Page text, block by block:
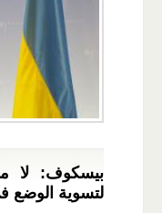
بيسكوف: لا
لتسوية الوضع